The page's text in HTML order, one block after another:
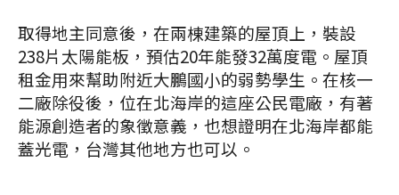
取得地主同意後，在兩棟建築的屋頂上，裝設
238片太陽能板，預估20年能發32萬度電。屋頂
租金用來幫助附近大鵬國小的弱勢學生。在核一
二廠除役後，位在北海岸的這座公民電廠，有著
能源創造者的象徵意義，也想證明在北海岸都能
蓋光電，台灣其他地方也可以。